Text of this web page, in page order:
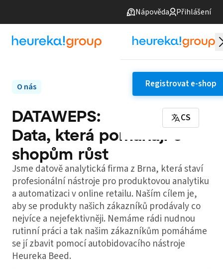
Nápověda Přihlášení
Registrovat e-shop
CS
O nás
DATAWEPS:
Data, která pomáhají e-
shopům růst
Jsme datově analytická firma z Brna, která staví
profesionální nástroje pro produktovou analytiku
a automatizaci v online retailu. Naším cílem je,
aby se produkty našich zákazníků prodávaly co
nejvíce a nejefektivněji. Nemáme rádi nudnou
rutinní práci a tak našim zákazníkům pomáháme
se jí zbavit pomocí autobidovacího nástroje
Heureka Beed.